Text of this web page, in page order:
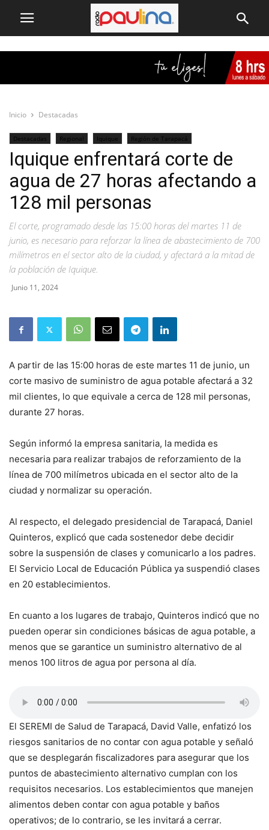
Inicio Destacadas
Destacadas Regional Iquique Región de Tarapacá
Iquique enfrentará corte de
agua de 27 horas afectando a
128 mil personas
El corte, programado desde las 15:00 horas del martes 11 de
junio, es necesario para reforzar la línea de abastecimiento de 700
milímetros en el sector alto de la ciudad, y afectará a la mitad de
la población de Iquique.
Junio 11, 2024
A partir de las 15:00 horas de este martes 11 de junio, un
corte masivo de suministro de agua potable afectará a 32
mil clientes, lo que equivale a cerca de 128 mil personas,
durante 27 horas.
Según informó la empresa sanitaria, la medida es
necesaria para realizar trabajos de reforzamiento de la
línea de 700 milímetros ubicada en el sector alto de la
ciudad y normalizar su operación.
Al respecto, el delegado presidencial de Tarapacá, Daniel
Quinteros, explicó que cada sostenedor debe decidir
sobre la suspensión de clases y comunicarlo a los padres.
El Servicio Local de Educación Pública ya suspendió clases
en 20 establecimientos.
En cuanto a los lugares de trabajo, Quinteros indicó que no
pueden operar sin condiciones básicas de agua potable, a
menos que se garantice un suministro alternativo de al
menos 100 litros de agua por persona al día.
El SEREMI de Salud de Tarapacá, David Valle, enfatizó los
riesgos sanitarios de no contar con agua potable y señaló
que se desplegarán fiscalizadores para asegurar que los
puntos de abastecimiento alternativo cumplan con los
requisitos necesarios. Los establecimientos que manejen
alimentos deben contar con agua potable y baños
operativos; de lo contrario, se les invitará a cerrar.